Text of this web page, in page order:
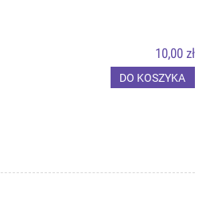
10,00 zł
DO KOSZYKA